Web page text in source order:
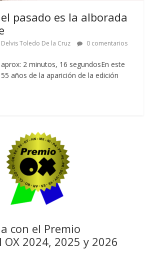
pasado es la alborada
Delvis Toledo De la Cruz 0 comentarios
2 minutos, 16 segundosEn este
años de la aparición de la edición
con el Premio
2024, 2025 y 2026